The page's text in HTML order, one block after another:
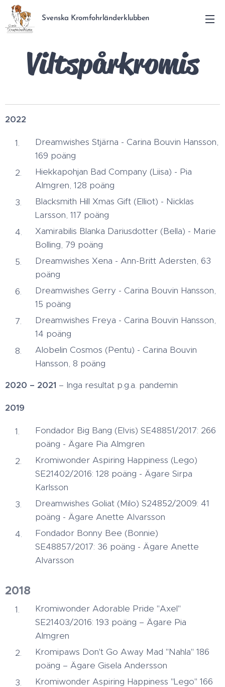
Svenska Kromfohrländerklubben
Viltspårkromis
2022
Dreamwishes Stjärna - Carina Bouvin Hansson,
169 poäng
Hiekkapohjan Bad Company (Liisa) - Pia
Almgren, 128 poäng
Blacksmith Hill Xmas Gift (Elliot) - Nicklas
Larsson, 117 poäng
Xamirabilis Blanka Dariusdotter (Bella) - Marie
Bolling, 79 poäng
Dreamwishes Xena - Ann-Britt Adersten, 63
poäng
Dreamwishes Gerry - Carina Bouvin Hansson,
15 poäng
Dreamwishes Freya - Carina Bouvin Hansson,
14 poäng
Alobelin Cosmos (Pentu) - Carina Bouvin
Hansson, 8 poäng
2020 – 2021 – Inga resultat p.g.a. pandemin
2019
Fondador Big Bang (Elvis) SE48851/2017: 266
poäng - Ägare Pia Almgren
Kromiwonder Aspiring Happiness (Lego)
SE21402/2016: 128 poäng - Ägare Sirpa
Karlsson
Dreamwishes Goliat (Milo) S24852/2009: 41
poäng - Ägare Anette Alvarsson
Fondador Bonny Bee (Bonnie)
SE48857/2017: 36 poäng - Ägare Anette
Alvarsson
2018
Kromiwonder Adorable Pride "Axel"
SE21403/2016: 193 poäng – Ägare Pia
Almgren
Kromipaws Don't Go Away Mad "Nahla" 186
poäng – Ägare Gisela Andersson
Kromiwonder Aspiring Happiness "Lego" 166